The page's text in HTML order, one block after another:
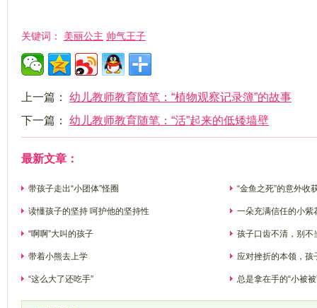
关键词： 美丽公主 帅气王子
上一篇： 幼儿教师教育随笔：“植物观察记录簿”的故事
下一篇： 幼儿教师教育随笔：“活”起来的低矮墙壁
最新文章：
带孩子走出“小团体”怪圈 “金鱼之死”的意外收
读懂孩子的坚持 呵护他的坚持性 一朵充满信任的小紫
“啊啊”大叫的孩子 孩子口齿不清，别不
带着小熊去上学 应对挫折的本领，孩
“这么大了还吃手” 总是拿在手的“小被被